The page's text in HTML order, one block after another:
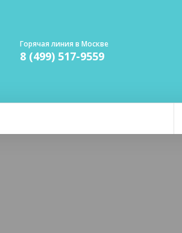
Горячая линия в Москве
8 (499) 517-9559